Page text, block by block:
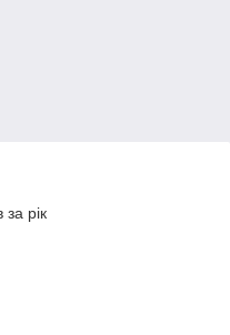
за рік